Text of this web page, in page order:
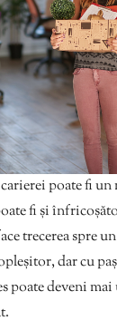
carierei poate fi
fi și
trecerea spre
dar cu
poate deveni